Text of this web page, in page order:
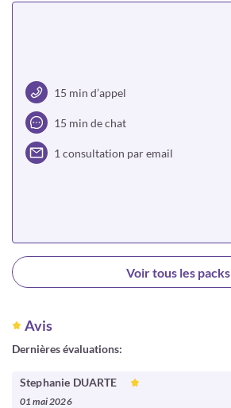
15 min d’appel
15 min de chat
1 consultation par email
Voir tous les packs
Avis
Dernières évaluations:
Stephanie DUARTE
01 mai 2026